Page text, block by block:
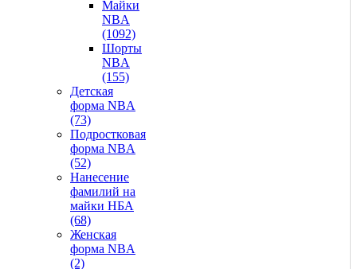
Майки
NBA
(1092)
Шорты
NBA
(155)
Детская
форма NBA
(73)
Подростковая
форма NBA
(52)
Нанесение
фамилий на
майки НБА
(68)
Женская
форма NBA
(2)